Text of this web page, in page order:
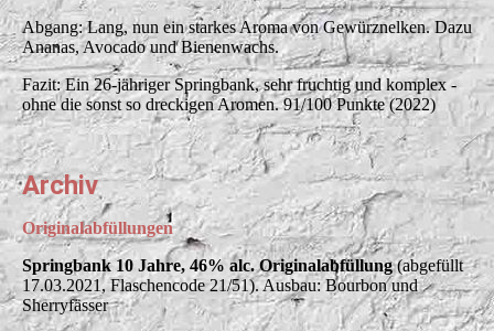
Abgang: Lang, nun ein starkes Aroma von Gewürznelken. Dazu
Ananas, Avocado und Bienenwachs.
Fazit: Ein 26-jähriger Springbank, sehr fruchtig und komplex -
ohne die sonst so dreckigen Aromen. 91/100 Punkte (2022)
Archiv
Originalabfüllungen
Springbank 10 Jahre, 46% alc. Originalabfüllung(abgefüllt
17.03.2021, Flaschencode 21/51). Ausbau: Bourbon und
Sherryfässer